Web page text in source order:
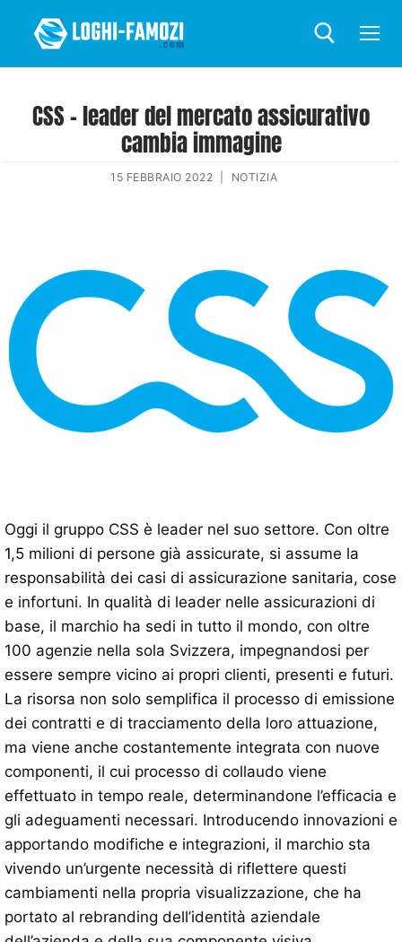
CSS – leader del mercato assicurativo
cambia immagine
15 FEBBRAIO 2022 NOTIZIA
Oggi il gruppo CSS è leader nel suo settore. Con oltre
1,5 milioni di persone già assicurate, si assume la
responsabilità dei casi di assicurazione sanitaria, cose
e infortuni. In qualità di leader nelle assicurazioni di
base, il marchio ha sedi in tutto il mondo, con oltre
100 agenzie nella sola Svizzera, impegnandosi per
essere sempre vicino ai propri clienti, presenti e futuri.
La risorsa non solo semplifica il processo di emissione
dei contratti e di tracciamento della loro attuazione,
ma viene anche costantemente integrata con nuove
componenti, il cui processo di collaudo viene
effettuato in tempo reale, determinandone l’efficacia e
gli adeguamenti necessari. Introducendo innovazioni e
apportando modifiche e integrazioni, il marchio sta
vivendo un’urgente necessità di riflettere questi
cambiamenti nella propria visualizzazione, che ha
portato al rebranding dell’identità aziendale